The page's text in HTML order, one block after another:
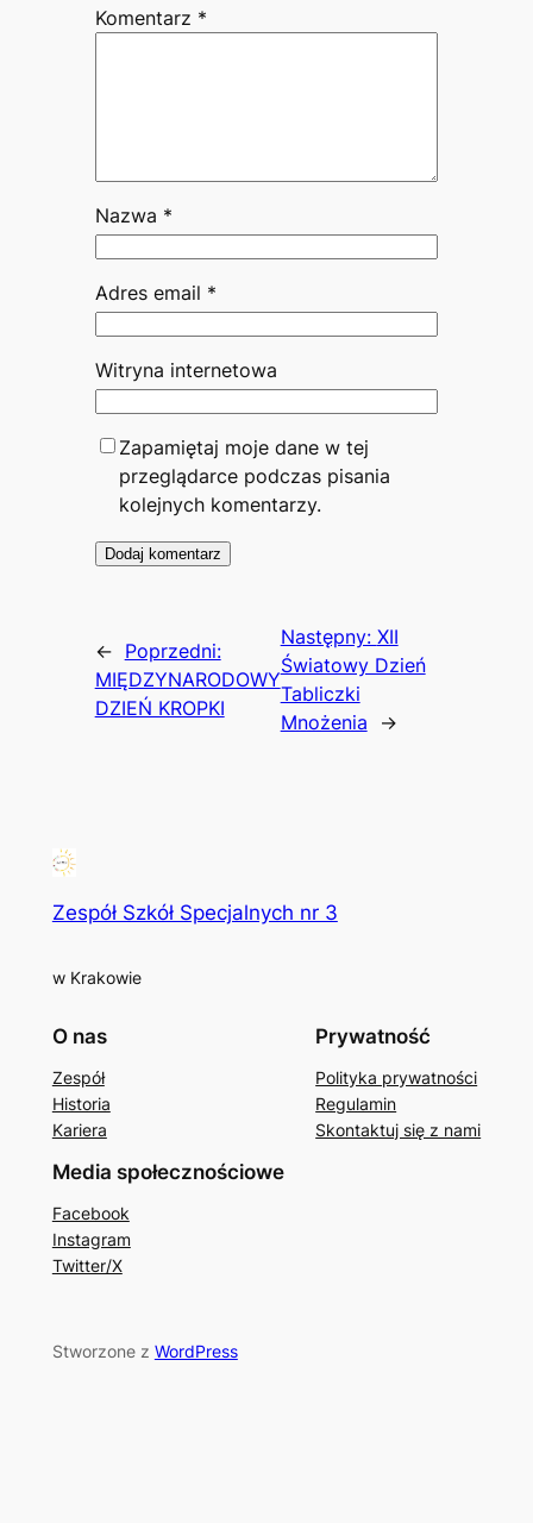
Komentarz *
Nazwa *
Adres email *
Witryna internetowa
Zapamiętaj moje dane w tej
przeglądarce podczas pisania
kolejnych komentarzy.
← Poprzedni:
MIĘDZYNARODOWY
DZIEŃ KROPKI
Następny: XII
Światowy Dzień
Tabliczki
Mnożenia
→
Zespół Szkół Specjalnych nr 3
w Krakowie
O nas
Zespół
Historia
Kariera
Prywatność
Polityka prywatności
Regulamin
Skontaktuj się z nami
Media społecznościowe
Facebook
Instagram
Twitter/X
Stworzone z WordPress